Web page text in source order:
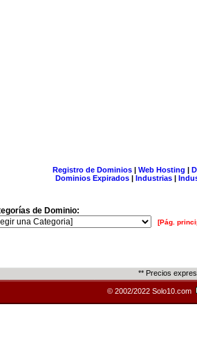
Registro de Dominios| Web Hosting |
Dominios Expirados | Industrias |
de Dominio:
[Pág.
** Precios
© 2002/2022 Solo10.com